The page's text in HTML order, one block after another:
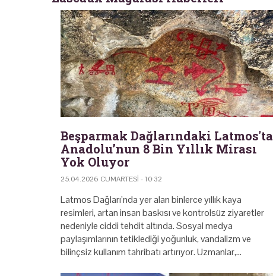
Beşparmak Dağlarındaki Latmos'ta
Anadolu’nun 8 Bin Yıllık Mirası
Yok Oluyor
25.04.2026 CUMARTESI - 10:32
Latmos Dağları’nda yer alan binlerce yıllık kaya
resimleri, artan insan baskısı ve kontrolsüz ziyaretler
nedeniyle ciddi tehdit altında. Sosyal medya
paylaşımlarının tetiklediği yoğunluk, vandalizm ve
bilinçsiz kullanım tahribatı artırıyor. Uzmanlar,…